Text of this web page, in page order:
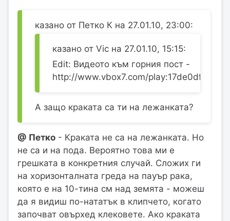
казано от Петко К на 27.01.10, 23:00:
казано от Vic на 27.01.10, 15:15:
Edit: Видеото към горния пост -
http://www.vbox7.com/play:17de0df0.
А защо краката са ти на лежанката?
@ Петко - Краката не са на лежанката. Но
не са и на пода. Вероятно това ми е
грешката в конкретния случай. Сложих ги
на хоризонталната греда на пауър рака,
която е на 10-тина см над земята - можеш
да я видиш по-нататък в клипчето, когато
започват овърхед клековете. Ако краката